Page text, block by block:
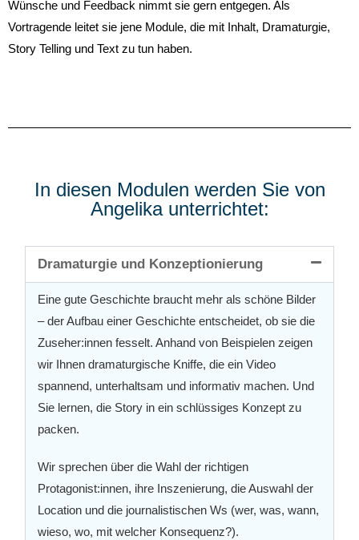
Wünsche und Feedback nimmt sie gern entgegen. Als
Vortragende leitet sie jene Module, die mit Inhalt, Dramaturgie,
Story Telling und Text zu tun haben.
In diesen Modulen werden Sie von
Angelika unterrichtet:
Dramaturgie und Konzeptionierung
Eine gute Geschichte braucht mehr als schöne Bilder
– der Aufbau einer Geschichte entscheidet, ob sie die
Zuseher:innen fesselt. Anhand von Beispielen zeigen
wir Ihnen dramaturgische Kniffe, die ein Video
spannend, unterhaltsam und informativ machen. Und
Sie lernen, die Story in ein schlüssiges Konzept zu
packen.
Wir sprechen über die Wahl der richtigen
Protagonist:innen, ihre Inszenierung, die Auswahl der
Location und die journalistischen Ws (wer, was, wann,
wieso, wo, mit welcher Konsequenz?).